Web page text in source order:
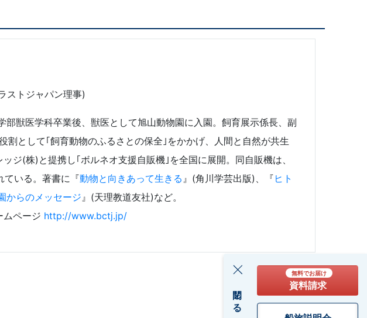
閉じる
無料でお届け
資料請求
ストジャパン理事)
獣医学科卒業後、獣医として旭山動物園に入園。飼育展示係長、副
割として｢飼育動物のふるさとの保全｣をかかげ、人間と自然が共生
ジ(株)と提携し｢ボルネオ支援自販機｣を全国に展開。同自販機は、
ている。著書に『動物と向きあって生きる 』(角川学芸出版)、『 ヒト
からのメッセージ 』(天理教道友社)など。
ムページ http://www.bctj.jp/